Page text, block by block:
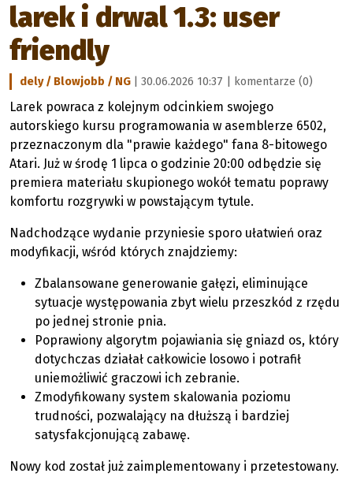
larek i drwal 1.3: user
friendly
dely / Blowjobb / NG | 30.06.2026 10:37 | komentarze (0)
Larek powraca z kolejnym odcinkiem swojego
autorskiego kursu programowania w asemblerze 6502,
przeznaczonym dla "prawie każdego" fana 8-bitowego
Atari. Już w środę 1 lipca o godzinie 20:00 odbędzie się
premiera materiału skupionego wokół tematu poprawy
komfortu rozgrywki w powstającym tytule.
Nadchodzące wydanie przyniesie sporo ułatwień oraz
modyfikacji, wśród których znajdziemy:
Zbalansowane generowanie gałęzi, eliminujące
sytuacje występowania zbyt wielu przeszkód z rzędu
po jednej stronie pnia.
Poprawiony algorytm pojawiania się gniazd os, który
dotychczas działał całkowicie losowo i potrafił
uniemożliwić graczowi ich zebranie.
Zmodyfikowany system skalowania poziomu
trudności, pozwalający na dłuższą i bardziej
satysfakcjonującą zabawę.
Nowy kod został już zaimplementowany i przetestowany.